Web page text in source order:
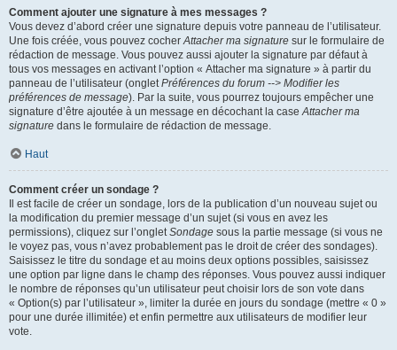
Comment ajouter une signature à mes messages ?
Vous devez d’abord créer une signature depuis votre panneau de l’utilisateur.
Une fois créée, vous pouvez cocherAttacher ma signature sur le formulaire de
rédaction de message. Vous pouvez aussi ajouter la signature par défaut à
tous vos messages en activant l’option « Attacher ma signature » à partir du
panneau de l’utilisateur (ongletPréférences du forum --> Modifier les
préférences de message). Par la suite, vous pourrez toujours empêcher une
signature d’être ajoutée à un message en décochant la caseAttacher ma
signature dans le formulaire de rédaction de message.
Haut
Comment créer un sondage ?
Il est facile de créer un sondage, lors de la publication d’un nouveau sujet ou
la modification du premier message d’un sujet (si vous en avez les
permissions), cliquez sur l’ongletSondage sous la partie message (si vous ne
le voyez pas, vous n’avez probablement pas le droit de créer des sondages).
Saisissez le titre du sondage et au moins deux options possibles, saisissez
une option par ligne dans le champ des réponses. Vous pouvez aussi indiquer
le nombre de réponses qu’un utilisateur peut choisir lors de son vote dans
« Option(s) par l’utilisateur », limiter la durée en jours du sondage (mettre « 0 »
pour une durée illimitée) et enfin permettre aux utilisateurs de modifier leur
vote.